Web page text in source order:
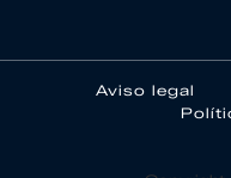
Aviso legal